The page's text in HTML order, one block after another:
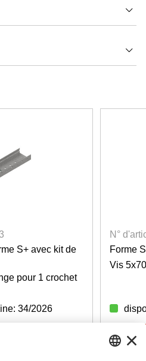
S+ avec kit de
pour 1 crochet
34/2026
N°
Forme
Vis
Login